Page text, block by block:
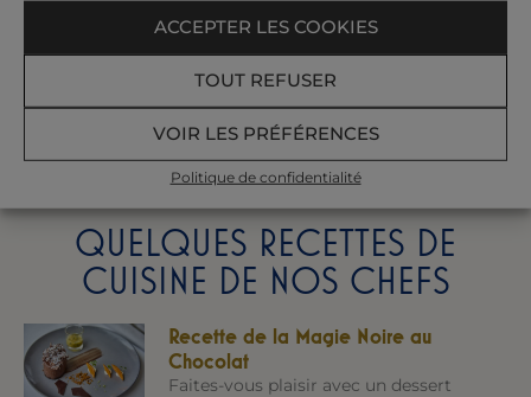
ACCEPTER LES COOKIES
TOUT REFUSER
VOIR LES PRÉFÉRENCES
Politique de confidentialité
DIÉTÉTIQUE EN THALASSO
renouer avec une alimentation santé, les Thermes
Marins de Saint-Malo peuvent vous aider.
En savoir plus
QUELQUES RECETTES DE
CUISINE DE NOS CHEFS
Recette de la Magie Noire au
Chocolat
Faites-vous plaisir avec un dessert